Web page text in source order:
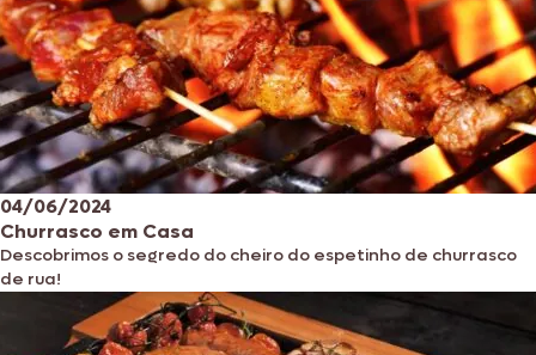
04/06/2024
Churrasco em Casa
Descobrimos o segredo do cheiro do espetinho de churrasco
de rua!